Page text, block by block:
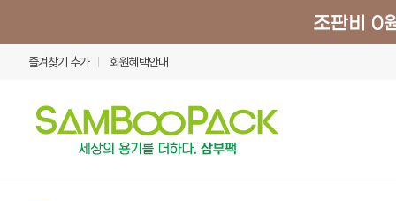
즐겨찾기 추가 회원혜택안내